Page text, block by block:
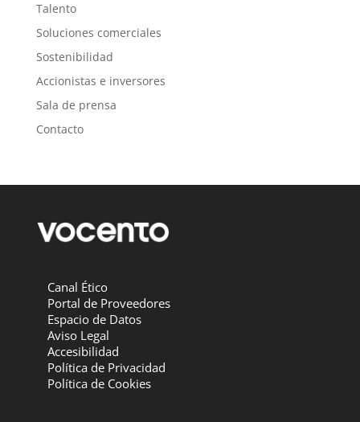
Talento
Soluciones comerciales
Sostenibilidad
Accionistas e inversores
Sala de prensa
Contacto
Canal Ético
Portal de Proveedores
Espacio de Datos
Aviso Legal
Accesibilidad
Política de Privacidad
Política de Cookies